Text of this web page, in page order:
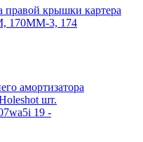
правой крышки картера
170MM-3, 174